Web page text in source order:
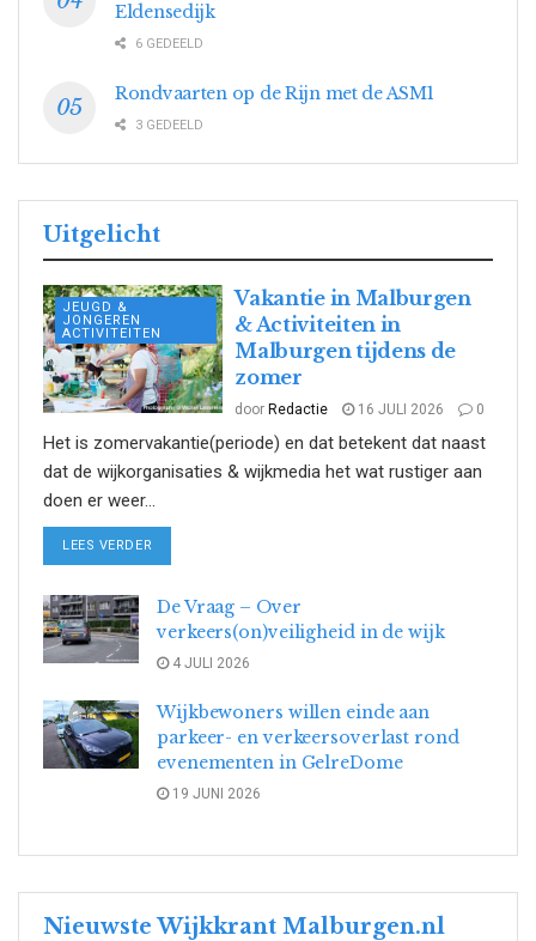
Eldensedijk
6 GEDEELD
Rondvaarten op de Rijn met de ASM1
3 GEDEELD
Uitgelicht
JEUGD &
JONGEREN
ACTIVITEITEN
Vakantie in Malburgen
& Activiteiten in
Malburgen tijdens de
zomer
door Redactie 16 JULI 2026 0
Het is zomervakantie(periode) en dat betekent dat naast
dat de wijkorganisaties & wijkmedia het wat rustiger aan
doen er weer...
LEES VERDER
De Vraag – Over
verkeers(on)veiligheid in de wijk
4 JULI 2026
Wijkbewoners willen einde aan
parkeer- en verkeersoverlast rond
evenementen in GelreDome
19 JUNI 2026
Nieuwste Wijkkrant Malburgen.nl